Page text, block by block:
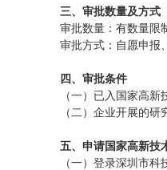
三、审批数量及方式
审批数量：有数量限
审批方式：自愿申报
四、审批条件
（一）已入国家高新
（二）企业开展的
五、申请国家高新技
（一）登录深圳市